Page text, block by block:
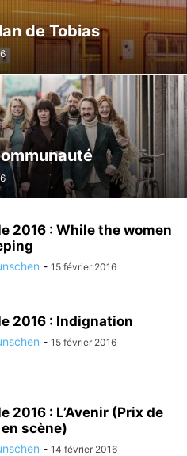
CANNES 2026
de Tobias
2016 : While the women
- 15 février 2016
2016 : Indignation
- 15 février 2016
2016 : L’Avenir (Prix de
scène)
- 14 février 2016